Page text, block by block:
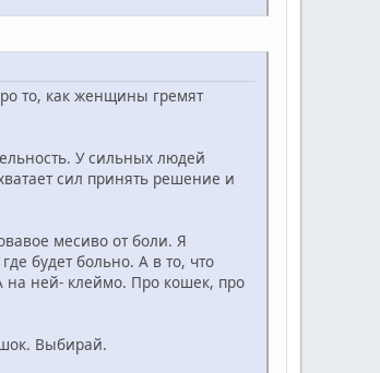
то, как женщины гремят
У сильных людей
сил принять решение и
месиво от боли. Я
будет больно. А в то, что
на ней- клеймо. Про кошек, про
Выбирай.